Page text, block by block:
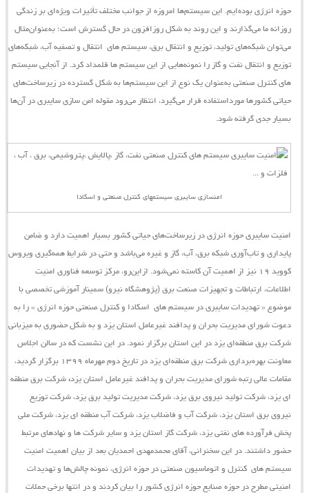
حوزه انرژی بوده‌ایم. این سیستم‌ها امروزه از جوانب مختلف تأثیرات ویژه‌ای بر زندگی
روزانه ما می‌گذارند و این روند به شکل روزافزون در حال گسترش است؛ به‌عنوان‌مثال
می‌توان شبکه‌های تولید، توزیع و انتقال برق، سیستم ‌های انتقال و تصفیه آب، شبکه‌های
توزیع و انتقال نفت و گاز را نمونه‌هایی از این سیستم ‌ها قلمداد کرد. از آنجایی سیستم
‌های کنترل صنعتی به‌عنوان یک نوع از این سیستم‌ها به شکل گسترده در زیرساخت‌های
حیاتی کشورها مورداستفاده قرار می‌گیرد، انتظار می‌رود مقوله امن‌‌ سازی سایبری در آن‌ها
بسیار جدی گرفته شود.
امنسازی سایبری سیستمهای کنترل صنعتی و اسکادا
امنیت سایبری حوزه انرژی در زیرساخت‌های حیاتی کشور بسیار اهمیت دارد و ضامن
پایداری و تاب‌آوری شبکه برق، آب، گاز و غیره می‌باشد و حتی در شرایط همه‌گیری ویروس
کووید ۱۹ نیز از اهمیت آن کاسته نمی‌شود.
ازاین‌رو، مرکز توسعه فناوری امنیت
اطلاعات، ارتباطات و تجهیزات صنعت برق (پژوهشگاه نیرو) سمینار آموزشی تخصصی با
موضوع « تهدیدات سایبری در سیستم ‌های اسکادا و کنترل صنعتی حوزه انرژی » را به
دعوت شورای مدیریت بحران و پدافند غیرعامل استان یزد و به شکل حضوری به میزبانی
شرکت برق منطقه‌ای یزد در این استان برگزار نمود. در این نشست که در سالن اجلاس
معاونت بهره‌برداری شرکت برق منطقه‌ای یزد در تاریخ دوم مهرماه ۱۳۹۹ برگزار گردید،
مقامات عالی رتبه شورای مدیریت بحران و پدافند غیرعامل استان یزد، شرکت برق منطقه
ای یزد، شرکت تولید نیروی برق یزد، شرکت مدیریت تولید برق یزد، شرکت توزیع
نیروی برق استان یزد، شرکت آب و فاضلاب یزد، شرکت آب منطقه ای یزد، شرکت ملی
پخش فرآورده های نفتی یزد، شرکت گاز استان یزد و سایر شرکت ها و نهادهای مرتبط
حضور داشتند. در این سخنرانی، آقای محمدمهدی احمدیان بعد از بیان اهمیت امنیت
سیستم ‌های کنترل و اتوماسیون صنعتی در حوزه انرژی، نمونه چالش‌ها و تهدیدات
امنیتی مطرح در حوزه صنایع حوزه انرژی کشور را بیان کردند و در انتها برخی حملات